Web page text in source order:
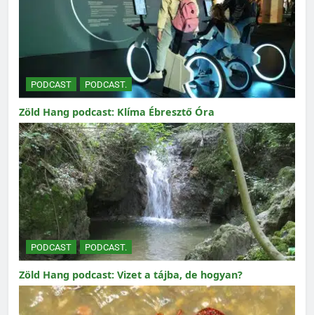
PODCAST PODCAST.
Zöld Hang podcast: Klíma Ébresztő Óra
PODCAST PODCAST.
Zöld Hang podcast: Vizet a tájba, de hogyan?